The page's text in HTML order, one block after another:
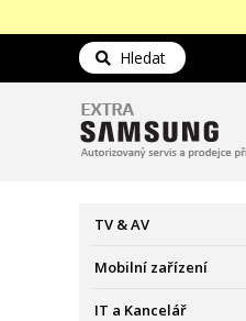
Hledat
TV & AV
Mobilní zařízení
IT a Kancelář